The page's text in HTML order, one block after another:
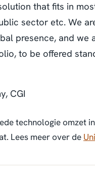
that fits in
sector etc. We
presence, and we
to be offered
CGI
technologie omzet
Lees meer over de